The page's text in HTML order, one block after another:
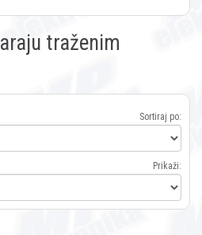
traženim
Sortiraj po:
Prikaži: